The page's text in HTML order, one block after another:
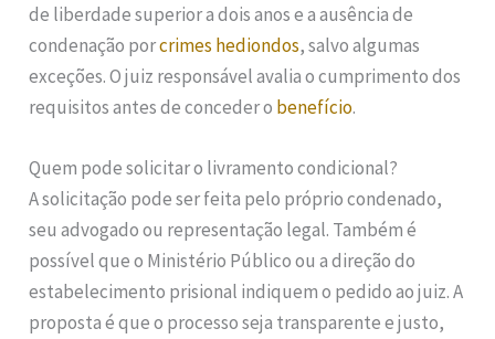
de liberdade superior a dois anos e a ausência de
condenação porcrimes hediondos, salvo algumas
exceções. O juiz responsável avalia o cumprimento dos
requisitos antes de conceder o benefício.
Quem pode solicitar o livramento condicional?
A solicitação pode ser feita pelo próprio condenado,
seu advogado ou representação legal. Também é
possível que o Ministério Público ou a direção do
estabelecimento prisional indiquem o pedido ao juiz. A
proposta é que o processo seja transparente e justo,